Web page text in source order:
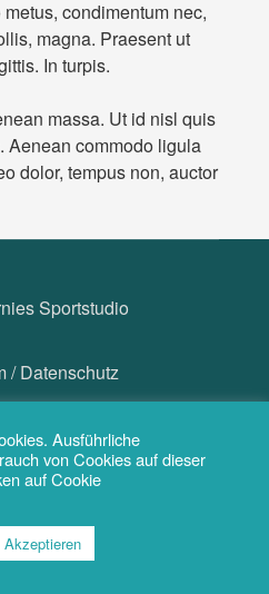
condimentum nec,
magna. Praesent ut
In turpis.
massa. Ut id nisl quis
Aenean commodo ligula
dolor, tempus non, auctor
Sportstudio
/Datenschutz
Ausführliche
von Cookies auf dieser
auf Cookie
Akzeptieren